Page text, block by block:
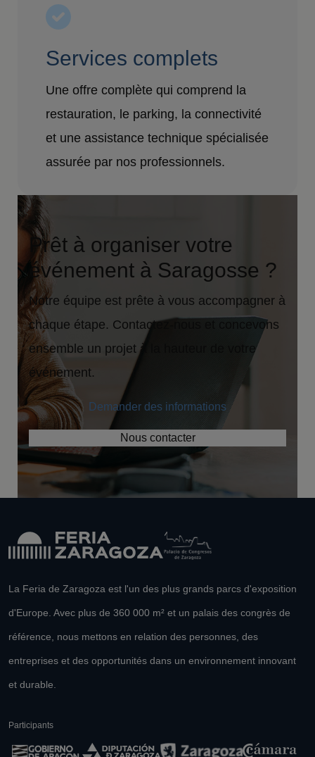
Services complets
Une offre complète qui comprend la
restauration, le parking, la connectivité
et une assistance technique spécialisée
assurée par nos professionnels.
Prêt à organiser votre
événement à Saragosse ?
Notre équipe est prête à vous accompagner à
chaque étape. Contactez-nous et concevons
ensemble un projet à la hauteur de votre
événement.
Demander des informations
Nous contacter
La Feria de Zaragoza est l'un des plus grands parcs d'exposition
d'Europe. Avec plus de 360 000 m² et un palais des congrès de
référence, nous mettons en relation des personnes, des
entreprises et des opportunités dans un environnement innovant
et durable.
Participants